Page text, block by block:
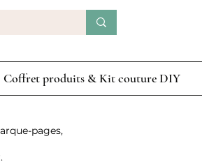
Coffret produits & Kit couture DIY
pages,